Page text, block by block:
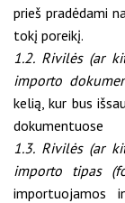
prieš pradėdami
tokį poreikį.
1.2. Rivilės (ar
importo
kelią, kur bus
dokumentuose
1.3. Rivilės (ar
importo tipas
importuojamos